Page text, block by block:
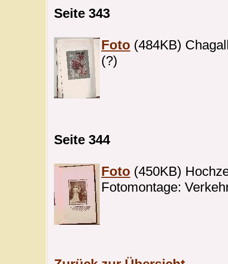
Seite 343
Foto (484KB)
(?)
Seite 344
Foto (450KB)
Fotomontage: